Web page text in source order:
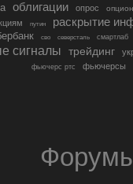
облигации опрос
путин раскрытие
сво северсталь смартлаб
сигналы трейдинг
фьючерс ртс фьючерсы